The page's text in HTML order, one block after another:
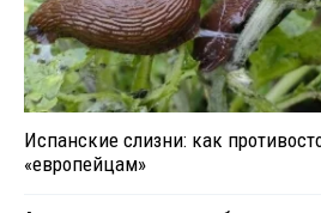
Испанские слизни: как
«европейцам»